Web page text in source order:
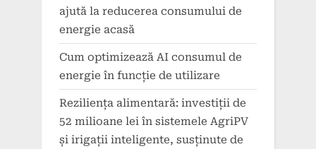
ajută la reducerea consumului de
energie acasă
Cum optimizează AI consumul de
energie în funcție de utilizare
Reziliența alimentară: investiții de
52 milioane lei în sistemele AgriPV
și irigații inteligente, susținute de